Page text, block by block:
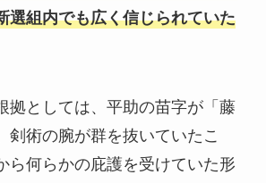
選組内でも広く信じられていた
拠としては、平助の苗字が「藤
剣術の腕が群を抜いていたこ
ら何らかの庇護を受けていた形